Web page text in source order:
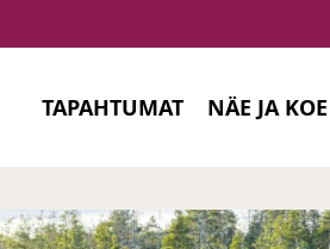
TAPAHTUMAT NÄE JA KOE